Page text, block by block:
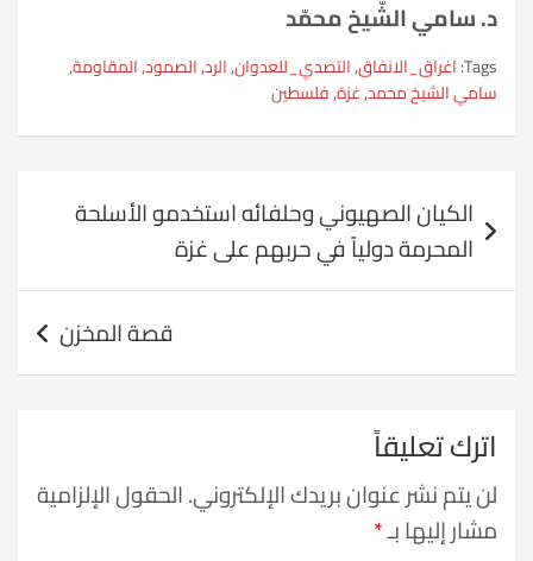
د. سامي الشّيخ محمّد
Tags: اغراق_الانفاق,التصدي_للعدوان,الرد,الصمود,المقاومة,
سامي الشيخ محمد,غزة,فلسطين
المقالات
الكيان الصهيوني وحلفائه استخدمو الأسلحة
المحرمة دولياً في حربهم على غزة
قصة المخزن
اترك تعليقاً
لن يتم نشر عنوان بريدك الإلكتروني.الحقول الإلزامية
مشار إليها بـ*